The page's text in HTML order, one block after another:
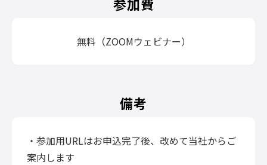
無料（ZOOMウェビナー）
備考
・参加用URLはお申込完了後、改めて当社からご
案内します